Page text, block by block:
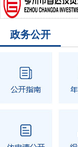
政务公开